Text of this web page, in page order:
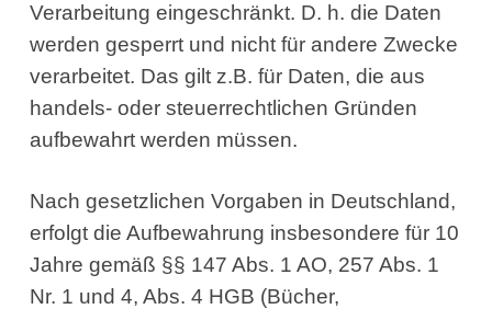
Verarbeitung eingeschränkt. D. h. die Daten
werden gesperrt und nicht für andere Zwecke
verarbeitet. Das gilt z.B. für Daten, die aus
handels- oder steuerrechtlichen Gründen
aufbewahrt werden müssen.
Nach gesetzlichen Vorgaben in Deutschland,
erfolgt die Aufbewahrung insbesondere für 10
Jahre gemäß §§ 147 Abs. 1 AO, 257 Abs. 1
Nr. 1 und 4, Abs. 4 HGB (Bücher,